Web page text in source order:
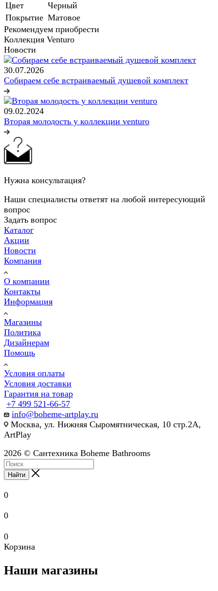
Цвет
Черный
Покрытие Матовое
Рекомендуем приобрести
Коллекция Venturo
Новости
30.07.2026
Собираем себе встраиваемый душевой комплект
09.02.2024
Вторая молодость у коллекции venturo
Нужна консультация?
Наши специалисты ответят на любой интересующий
вопрос
Задать вопрос
Каталог
Акции
Новости
Компания
О компании
Контакты
Информация
Магазины
Политика
Дизайнерам
Помощь
Условия оплаты
Условия доставки
Гарантия на товар
+7 499 521-66-57
info@boheme-artplay.ru
Москва, ул. Нижняя Сыромятническая, 10 стр.2А,
ArtPlay
2026 © Сантехника Boheme Bathrooms
Найти
0
0
0
Корзина
Наши магазины